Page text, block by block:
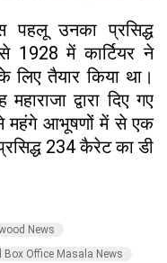
उनका प्रसिद्ध
1928 में कार्टियर ने
लिए तैयार किया था।
द्वारा दिए गए
महंगे आभूषणों में से एक
234 कैरेट का डी
News
Box Office Masala News